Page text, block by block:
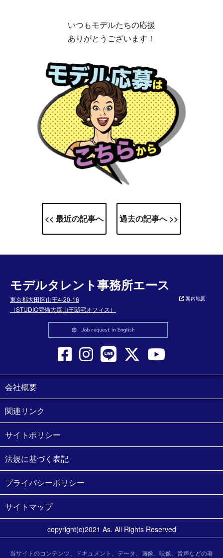
いつもモデルたちの応援
ありがとうございます！
<< 最近の記事へ 過去の記事へ >>
モデルタレント事務所エース
東京都大田区山王4-20-16
（STUDIO完備大森山王邸宅オフィス）
案内地図
会社概要
関連リンク
サイトポリシー
法規に基づく表記
プライバシーポリシー
サイトマップ
copyright(c)2021 As. All Rights Reserved
当サイトのコンテンツ、ドキュメント、データ、画像、映像、音声などの著